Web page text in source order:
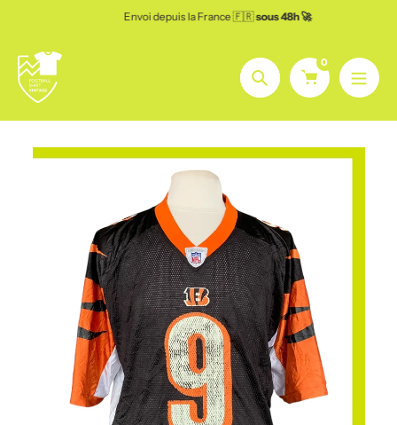
contenu
Envoi depuis la France 🇫🇷sous 48h 🚀
Chercher
0